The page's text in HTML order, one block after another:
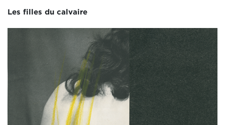
Les filles du calvaire